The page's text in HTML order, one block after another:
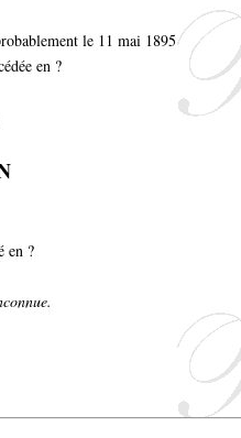
le 11 mai 1895
en ?
en ?